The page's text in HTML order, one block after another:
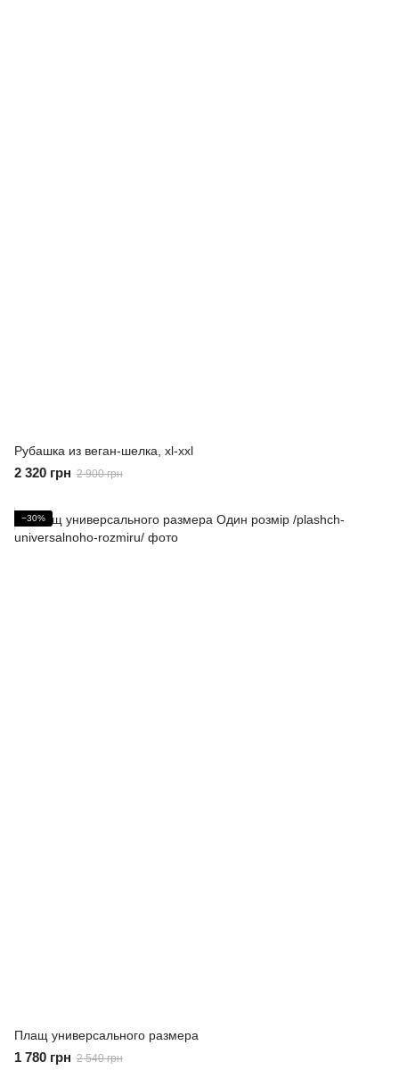
Рубашка из веган-шелка, xl-xxl
2 320 грн 2 900 грн
−30%
Плащ универсального размера
1 780 грн 2 540 грн